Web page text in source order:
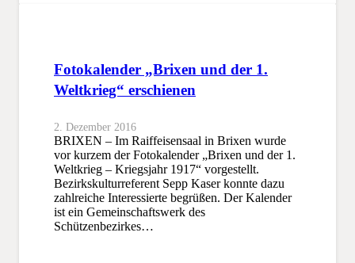
Fotokalender „Brixen und der 1.
Weltkrieg“ erschienen
2. Dezember 2016
BRIXEN – Im Raiffeisensaal in Brixen wurde
vor kurzem der Fotokalender „Brixen und der 1.
Weltkrieg – Kriegsjahr 1917“ vorgestellt.
Bezirkskulturreferent Sepp Kaser konnte dazu
zahlreiche Interessierte begrüßen. Der Kalender
ist ein Gemeinschaftswerk des
Schützenbezirkes…